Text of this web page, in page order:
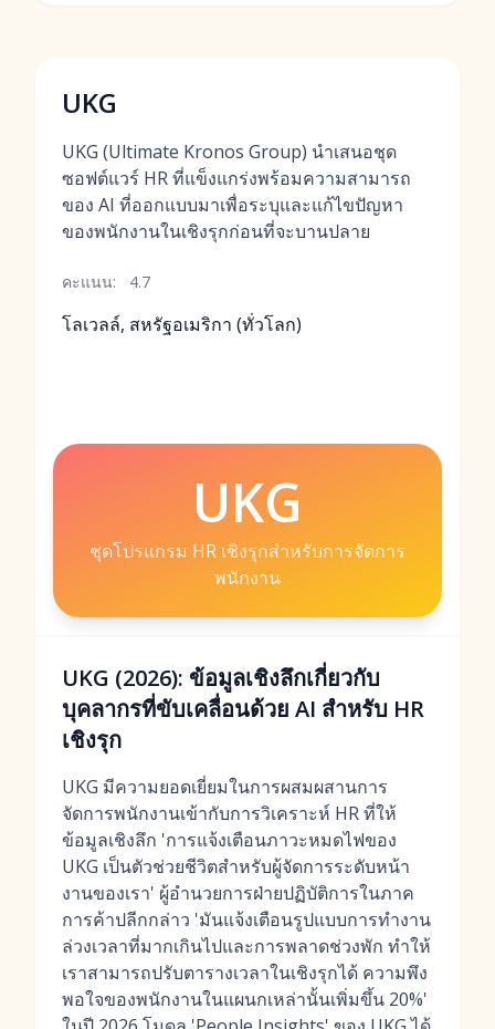
UKG
UKG (Ultimate Kronos Group) นำเสนอชุด
ซอฟต์แวร์ HR ที่แข็งแกร่งพร้อมความสามารถ
ของ AI ที่ออกแบบมาเพื่อระบุและแก้ไขปัญหา
ของพนักงานในเชิงรุกก่อนที่จะบานปลาย
คะแนน: 4.7
โลเวลล์, สหรัฐอเมริกา (ทั่วโลก)
UKG
ชุดโปรแกรม HR เชิงรุกสำหรับการจัดการ
พนักงาน
UKG (2026): ข้อมูลเชิงลึกเกี่ยวกับ
บุคลากรที่ขับเคลื่อนด้วย AI สำหรับ HR
เชิงรุก
UKG มีความยอดเยี่ยมในการผสมผสานการ
จัดการพนักงานเข้ากับการวิเคราะห์ HR ที่ให้
ข้อมูลเชิงลึก 'การแจ้งเตือนภาวะหมดไฟของ
UKG เป็นตัวช่วยชีวิตสำหรับผู้จัดการระดับหน้า
งานของเรา' ผู้อำนวยการฝ่ายปฏิบัติการในภาค
การค้าปลีกกล่าว 'มันแจ้งเตือนรูปแบบการทำงาน
ล่วงเวลาที่มากเกินไปและการพลาดช่วงพัก ทำให้
เราสามารถปรับตารางเวลาในเชิงรุกได้ ความพึง
พอใจของพนักงานในแผนกเหล่านั้นเพิ่มขึ้น 20%'